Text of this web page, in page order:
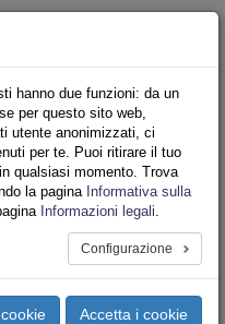
Iscriviti
Ricerca
Area Stampa
Privacy
Toggle
hanno due funzioni: da un
per questo sito web,
utente anonimizzati, ci
per te. Puoi ritirare il tuo
qualsiasi momento. Trova
la pagina Informativa sulla
Informazioni legali.
Configurazione
Accetta i cookie